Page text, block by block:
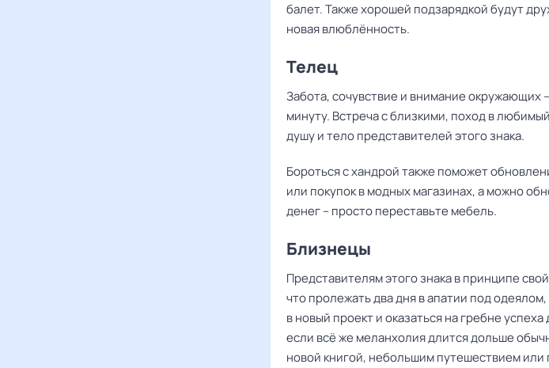
балет. Также хорошей подзарядкой будут
новая влюблённость.
Телец
Забота, сочувствие и внимание окружающих
минуту. Встреча с близкими, поход в
душу и тело представителей этого знака.
Бороться с хандрой также поможет
или покупок в модных магазинах, а можно
денег – просто переставьте мебель.
Близнецы
Представителям этого знака в принципе
что пролежать два дня в апатии под
в новый проект и оказаться на гребне
если всё же меланхолия длится дольше
новой книгой, небольшим путешествием